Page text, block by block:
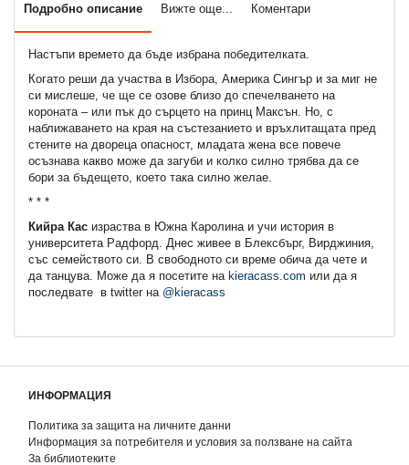
Подробно описание Вижте още... Коментари
Настъпи времето да бъде избрана победителката.
Когато реши да участва в Избора, Америка Сингър и за миг не
си мислеше, че ще се озове близо до спечелването на
короната – или пък до сърцето на принц Максън. Но, с
наближаването на края на състезанието и връхлитащата пред
стените на двореца опасност, младата жена все повече
осъзнава какво може да загуби и колко силно трябва да се
бори за бъдещето, което така силно желае.
* * *
Кийра Кас израства в Южна Каролина и учи история в
университета Радфорд. Днес живее в Блексбърг, Вирджиния,
със семейството си. В свободното си време обича да чете и
да танцува. Може да я посетите на kieracass.com или да я
последвате в twitter на @kieracass
ИНФОРМАЦИЯ
Политика за защита на личните данни
Информация за потребителя и условия за ползване на сайта
За библиотеките